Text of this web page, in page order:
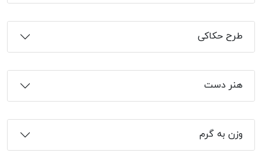
طرح حکاکی
هنر دست
وزن به گرم